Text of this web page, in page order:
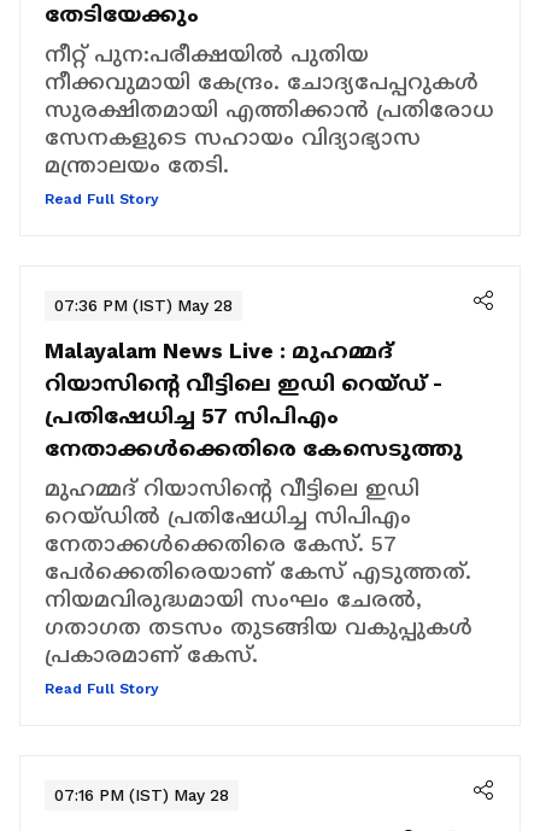
തേടിയേക്കും
നീറ്റ് പുന:പരീക്ഷയിൽ പുതിയ
നീക്കവുമായി കേന്ദ്രം. ചോദ്യപേപ്പറുകൾ
സുരക്ഷിതമായി എത്തിക്കാൻ പ്രതിരോധ
സേനകളുടെ സഹായം വിദ്യാഭ്യാസ
മന്ത്രാലയം തേടി.
Read Full Story
07:36 PM (IST) May 28
Malayalam News Live : മുഹമ്മദ്
റിയാസിന്റെ വീട്ടിലെ ഇഡി റെയ്ഡ് -
പ്രതിഷേധിച്ച 57 സിപിഎം
നേതാക്കള്‍ക്കെതിരെ കേസെടുത്തു
മുഹമ്മദ് റിയാസിന്റെ വീട്ടിലെ ഇഡി
റെയ്ഡിൽ പ്രതിഷേധിച്ച സിപിഎം
നേതാക്കള്‍ക്കെതിരെ കേസ്. 57
പേര്‍ക്കെതിരെയാണ് കേസ് എടുത്തത്.
നിയമവിരുദ്ധമായി സംഘം ചേരല്‍,
ഗതാഗത തടസം തുടങ്ങിയ വകുപ്പുകള്‍
പ്രകാരമാണ് കേസ്.
Read Full Story
07:16 PM (IST) May 28